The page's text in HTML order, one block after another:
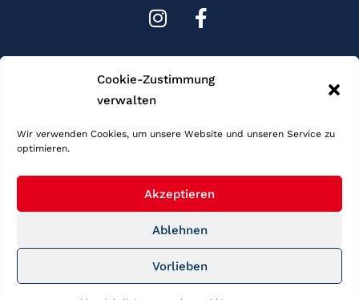
Cookie-Zustimmung
verwalten
Wir verwenden Cookies, um unsere Website und unseren Service zu
optimieren.
Akzeptieren
Ablehnen
Vorlieben
I
s
t
r
m
F
c
e
o
-
f
Copyright © 2026 Schwimmgemeinschaft Frankfurt. Alle Rechte
vorbehalten.